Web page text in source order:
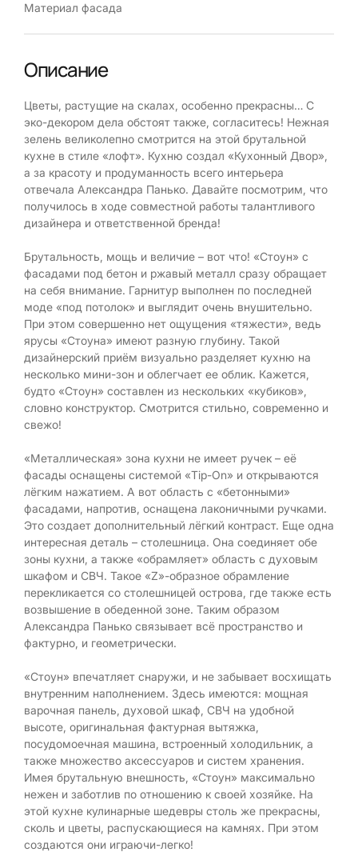
Материал фасада
Описание
Цветы, растущие на скалах, особенно прекрасны… С
эко-декором дела обстоят также, согласитесь! Нежная
зелень великолепно смотрится на этой брутальной
кухне в стиле «лофт». Кухню создал «Кухонный Двор»,
а за красоту и продуманность всего интерьера
отвечала Александра Панько. Давайте посмотрим, что
получилось в ходе совместной работы талантливого
дизайнера и ответственной бренда!
Брутальность, мощь и величие – вот что! «Стоун» с
фасадами под бетон и ржавый металл сразу обращает
на себя внимание. Гарнитур выполнен по последней
моде «под потолок» и выглядит очень внушительно.
При этом совершенно нет ощущения «тяжести», ведь
ярусы «Стоуна» имеют разную глубину. Такой
дизайнерский приём визуально разделяет кухню на
несколько мини-зон и облегчает ее облик. Кажется,
будто «Стоун» составлен из нескольких «кубиков»,
словно конструктор. Смотрится стильно, современно и
свежо!
«Металлическая» зона кухни не имеет ручек – её
фасады оснащены системой «Tip-On» и открываются
лёгким нажатием. А вот область с «бетонными»
фасадами, напротив, оснащена лаконичными ручками.
Это создает дополнительный лёгкий контраст. Еще одна
интересная деталь – столешница. Она соединяет обе
зоны кухни, а также «обрамляет» область с духовым
шкафом и СВЧ. Такое «Z»-образное обрамление
перекликается со столешницей острова, где также есть
возвышение в обеденной зоне. Таким образом
Александра Панько связывает всё пространство и
фактурно, и геометрически.
«Стоун» впечатляет снаружи, и не забывает восхищать
внутренним наполнением. Здесь имеются: мощная
варочная панель, духовой шкаф, СВЧ на удобной
высоте, оригинальная фактурная вытяжка,
посудомоечная машина, встроенный холодильник, а
также множество аксессуаров и систем хранения.
Имея брутальную внешность, «Стоун» максимально
нежен и заботлив по отношению к своей хозяйке. На
этой кухне кулинарные шедевры столь же прекрасны,
сколь и цветы, распускающиеся на камнях. При этом
создаются они играючи-легко!